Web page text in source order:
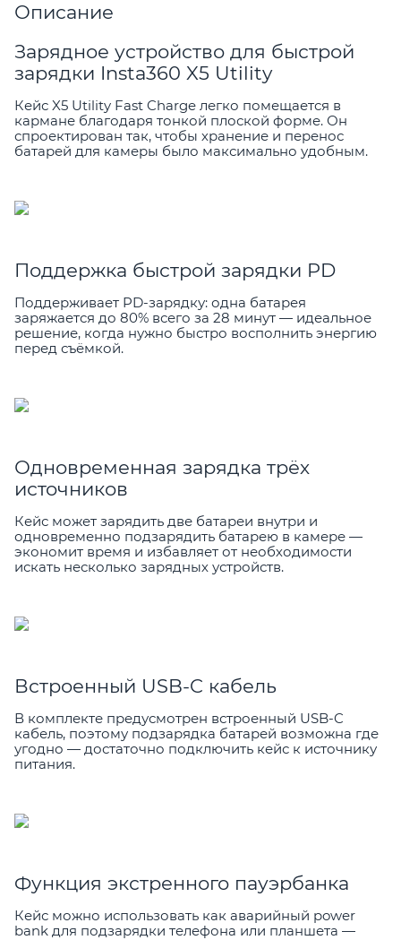
Описание
Зарядное устройство для быстрой
зарядки Insta360 X5 Utility
Кейс X5 Utility Fast Charge легко помещается в
кармане благодаря тонкой плоской форме. Он
спроектирован так, чтобы хранение и перенос
батарей для камеры было максимально удобным.
Поддержка быстрой зарядки PD
Поддерживает PD-зарядку: одна батарея
заряжается до 80% всего за 28 минут — идеальное
решение, когда нужно быстро восполнить энергию
перед съёмкой.
Одновременная зарядка трёх
источников
Кейс может зарядить две батареи внутри и
одновременно подзарядить батарею в камере —
экономит время и избавляет от необходимости
искать несколько зарядных устройств.
Встроенный USB-C кабель
В комплекте предусмотрен встроенный USB-C
кабель, поэтому подзарядка батарей возможна где
угодно — достаточно подключить кейс к источнику
питания.
Функция экстренного пауэрбанка
Кейс можно использовать как аварийный power
bank для подзарядки телефона или планшета —